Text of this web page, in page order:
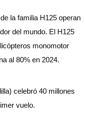
la familia H125 operan
del mundo. El H125
monomotor
al 80% en 2024.
celebró 40 millones
primer vuelo.